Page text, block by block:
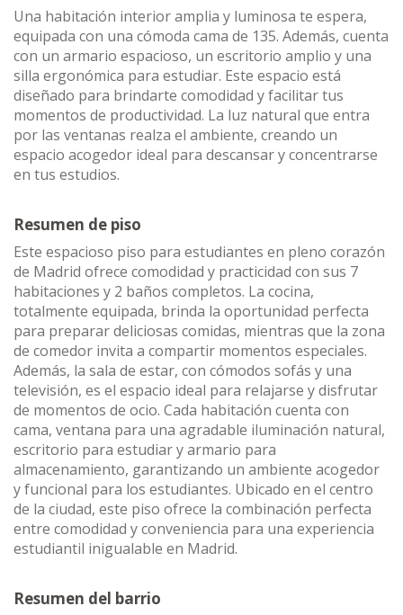
Una habitación interior amplia y luminosa te espera,
equipada con una cómoda cama de 135. Además, cuenta
con un armario espacioso, un escritorio amplio y una
silla ergonómica para estudiar. Este espacio está
diseñado para brindarte comodidad y facilitar tus
momentos de productividad. La luz natural que entra
por las ventanas realza el ambiente, creando un
espacio acogedor ideal para descansar y concentrarse
en tus estudios.
Resumen de piso
Este espacioso piso para estudiantes en pleno corazón
de Madrid ofrece comodidad y practicidad con sus 7
habitaciones y 2 baños completos. La cocina,
totalmente equipada, brinda la oportunidad perfecta
para preparar deliciosas comidas, mientras que la zona
de comedor invita a compartir momentos especiales.
Además, la sala de estar, con cómodos sofás y una
televisión, es el espacio ideal para relajarse y disfrutar
de momentos de ocio. Cada habitación cuenta con
cama, ventana para una agradable iluminación natural,
escritorio para estudiar y armario para
almacenamiento, garantizando un ambiente acogedor
y funcional para los estudiantes. Ubicado en el centro
de la ciudad, este piso ofrece la combinación perfecta
entre comodidad y conveniencia para una experiencia
estudiantil inigualable en Madrid.
Resumen del barrio